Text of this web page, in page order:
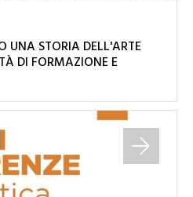
STORIA DELL'ARTE
DI FORMAZIONE E